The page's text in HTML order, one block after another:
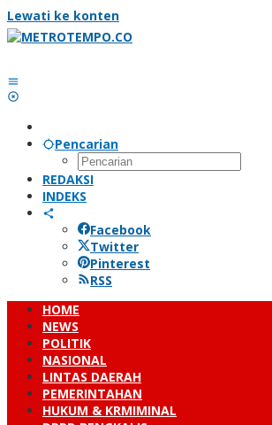
Lewati ke konten
Pencarian
REDAKSI
INDEKS
Facebook
Twitter
Pinterest
RSS
HOME
NEWS
POLITIK
NASIONAL
LINTAS DAERAH
PEMERINTAHAN
HUKUM & KRMIMINAL